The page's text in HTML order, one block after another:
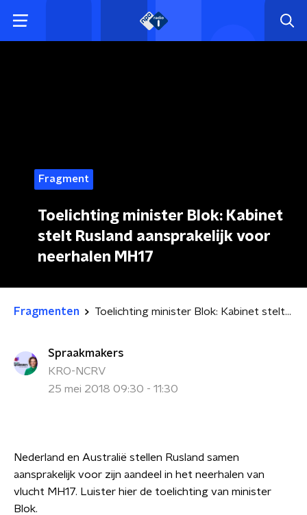
Fragment
Toelichting minister Blok: Kabinet
stelt Rusland aansprakelijk voor
neerhalen MH17
Fragmenten Toelichting minister Blok: Kabinet stelt Rusland aansprakelijk voor neerhalen MH17
Spraakmakers
KRO-NCRV
25 mei 2018 09:30 - 11:30
Nederland en Australië stellen Rusland samen
aansprakelijk voor zijn aandeel in het neerhalen van
vlucht MH17. Luister hier de toelichting van minister
Blok.